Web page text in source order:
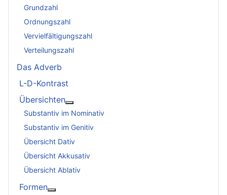
Grundzahl
Ordnungszahl
Vervielfältigungszahl
Verteilungszahl
Das Adverb
L-D-Kontrast
Übersichten
Substantiv im Nominativ
Substantiv im Genitiv
Übersicht Dativ
Übersicht Akkusativ
Übersicht Ablativ
Formen